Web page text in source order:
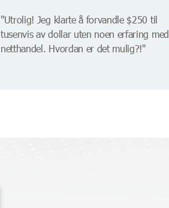
"Utrolig! Jeg klarte å forvandle $250 til
tusenvis av dollar uten noen erfaring med
netthandel. Hvordan er det mulig?!"